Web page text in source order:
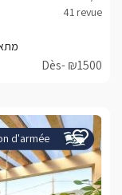
Dès- ₪1500
d'armée